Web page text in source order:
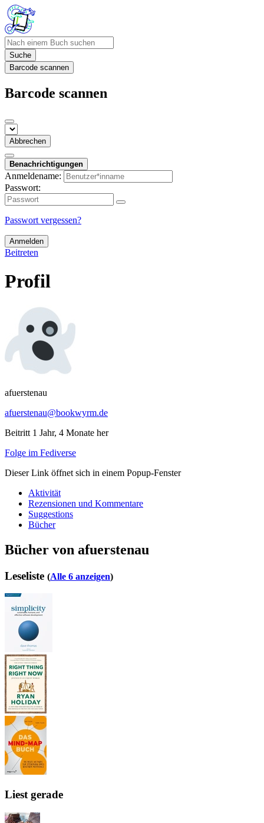
Suche
Barcode scannen
Barcode scannen
Abbrechen
Benachrichtigungen
Anmeldename:
Passwort:
Passwort vergessen?
Anmelden
Beitreten
Profil
afuerstenau
afuerstenau@bookwyrm.de
Beitritt 1 Jahr, 4 Monate her
Folge im Fediverse
Dieser Link öffnet sich in einem Popup-Fenster
Aktivität
Rezensionen und Kommentare
Suggestions
Bücher
Bücher von afuerstenau
Leseliste (Alle 6 anzeigen)
Liest gerade